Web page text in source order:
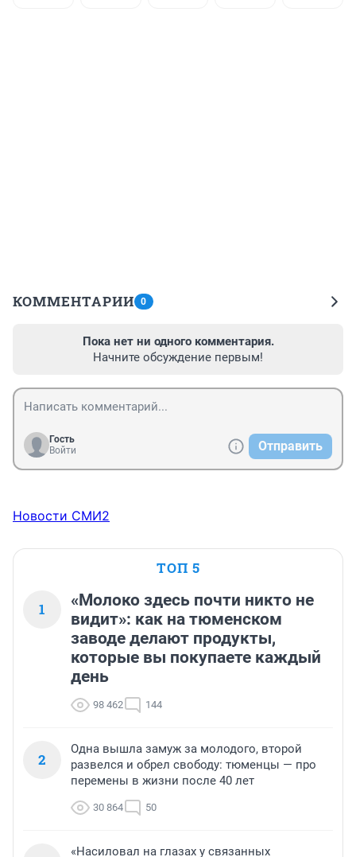
КОММЕНТАРИИ 0
Пока нет ни одного комментария.
Начните обсуждение первым!
Гость
Войти
Отправить
Новости СМИ2
ТОП 5
1
«Молоко здесь почти никто не
видит»: как на тюменском
заводе делают продукты,
которые вы покупаете каждый
день
98 462 144
2
Одна вышла замуж за молодого, второй
развелся и обрел свободу: тюменцы — про
перемены в жизни после 40 лет
30 864 50
«Насиловал на глазах у связанных